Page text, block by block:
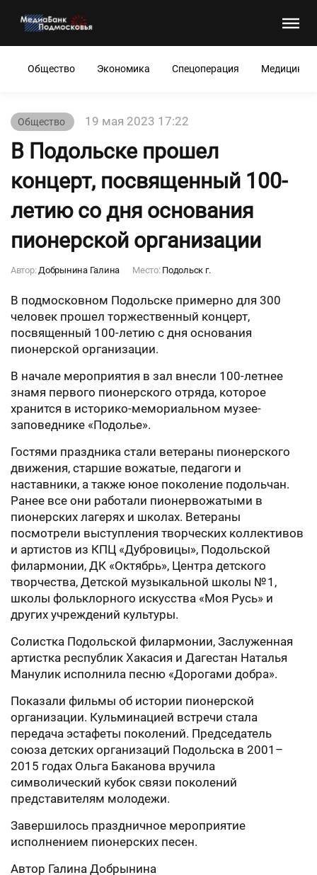
Общество Экономика Спецоперация Медицина
Общество 19 мая 2023 17:22
В Подольске прошел
концерт, посвященный 100-
летию со дня основания
пионерской организации
Автор:Добрынина Галина Место: Подольск г.
В подмосковном Подольске примерно для 300
человек прошел торжественный концерт,
посвященный 100-летию с дня основания
пионерской организации.
В начале мероприятия в зал внесли 100-летнее
знамя первого пионерского отряда, которое
хранится в историко-мемориальном музее-
заповеднике «Подолье».
Гостями праздника стали ветераны пионерского
движения, старшие вожатые, педагоги и
наставники, а также юное поколение подольчан.
Ранее все они работали пионервожатыми в
пионерских лагерях и школах. Ветераны
посмотрели выступления творческих коллективов
и артистов из КПЦ «Дубровицы», Подольской
филармонии, ДК «Октябрь», Центра детского
творчества, Детской музыкальной школы № 1,
школы фольклорного искусства «Моя Русь» и
других учреждений культуры.
Солистка Подольской филармонии, Заслуженная
артистка республик Хакасия и Дагестан Наталья
Манулик исполнила песню «Дорогами добра».
Показали фильмы об истории пионерской
организации. Кульминацией встречи стала
передача эстафеты поколений. Председатель
союза детских организаций Подольска в 2001–
2015 годах Ольга Баканова вручила
символический кубок связи поколений
представителям молодежи.
Завершилось праздничное мероприятие
исполнением пионерских песен.
Автор Галина Добрынина